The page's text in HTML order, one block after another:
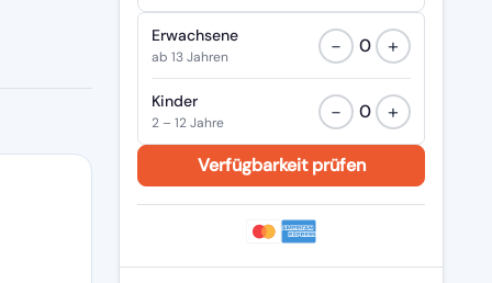
Erwachsene
ab 13 Jahren − 0 +
Kinder
2 – 12 Jahre − 0 +